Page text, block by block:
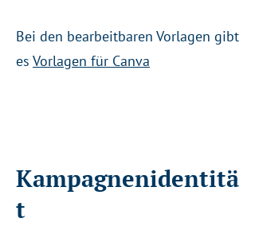
Bei den bearbeitbaren Vorlagen gibt
es Vorlagen für Canva
Kampagnenidentitä
t